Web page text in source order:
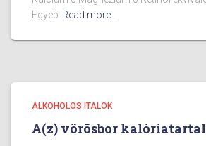
Egyéb Read more…
ALKOHOLOS ITALOK
A(z) vörösbor